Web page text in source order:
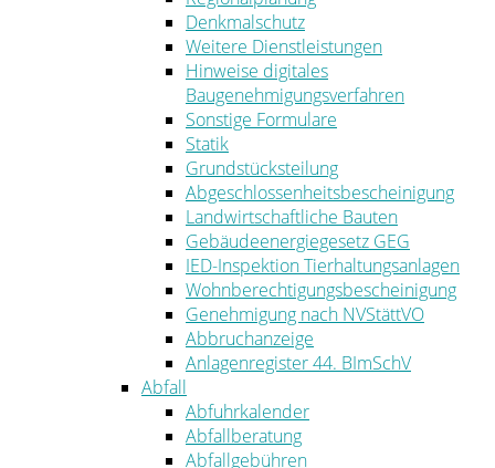
Denkmalschutz
Weitere Dienstleistungen
Hinweise digitales
Baugenehmigungsverfahren
Sonstige Formulare
Statik
Grundstücksteilung
Abgeschlossenheitsbescheinigung
Landwirtschaftliche Bauten
Gebäudeenergiegesetz GEG
IED-Inspektion Tierhaltungsanlagen
Wohnberechtigungsbescheinigung
Genehmigung nach NVStättVO
Abbruchanzeige
Anlagenregister 44. BImSchV
Abfall
Abfuhrkalender
Abfallberatung
Abfallgebühren